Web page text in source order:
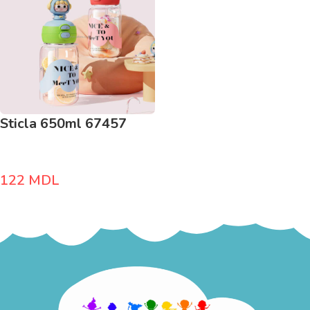
Sticla 650ml 67457
122 MDL